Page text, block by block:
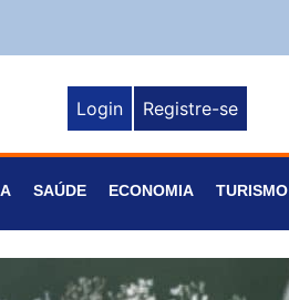
Login Registre-se
SAÚDE ECONOMIA TURISMO